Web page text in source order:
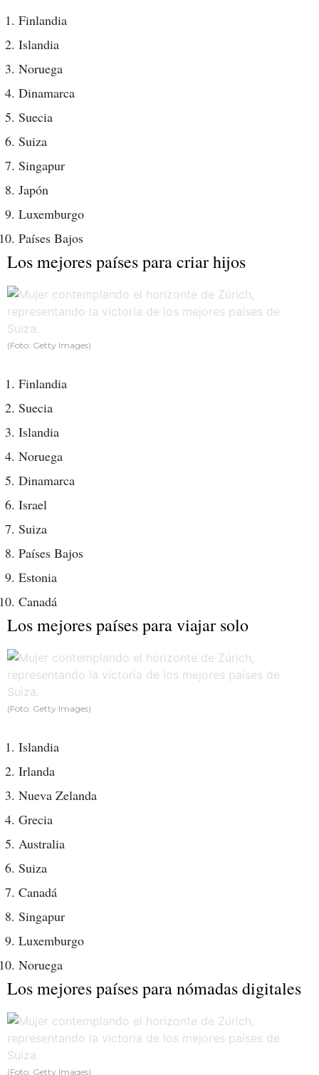
Finlandia
Islandia
Noruega
Dinamarca
Suecia
Suiza
Singapur
Japón
Luxemburgo
Países Bajos
Los mejores países para criar hijos
(Foto: Getty Images)
Finlandia
Suecia
Islandia
Noruega
Dinamarca
Israel
Suiza
Países Bajos
Estonia
Canadá
Los mejores países para viajar solo
(Foto: Getty Images)
Islandia
Irlanda
Nueva Zelanda
Grecia
Australia
Suiza
Canadá
Singapur
Luxemburgo
Noruega
Los mejores países para nómadas digitales
(Foto: Getty Images)